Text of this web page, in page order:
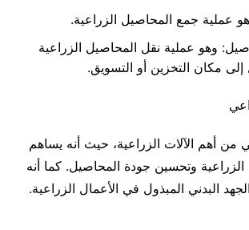
عملية جمع المحاصيل الزراعية.
وهو عملية نقل المحاصيل الزراعية
مكان التخزين أو التسويق.
من أهم الآلات الزراعية، حيث أنه يساهم
الزراعية وتحسين جودة المحاصيل. كما أنه
البدني المبذول في الأعمال الزراعية.